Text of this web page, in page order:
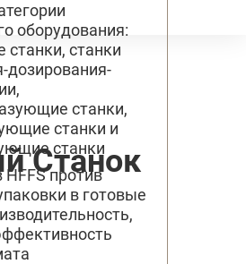
Станок
оборудования:
станки
дозирования-
станки,
станки и
станки
HFFS против
в готовые